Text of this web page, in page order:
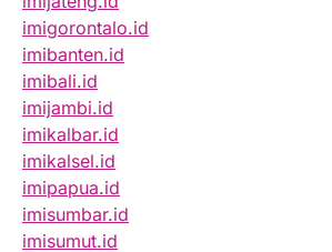
imigorontalo.id
imibanten.id
imibali.id
imijambi.id
imikalbar.id
imikalsel.id
imipapua.id
imisumbar.id
imisumut.id